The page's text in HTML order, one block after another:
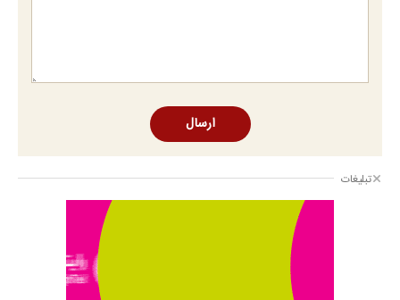
ارسال
تبلیغات